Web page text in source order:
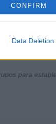
CONFIRM
Data Deletion
para